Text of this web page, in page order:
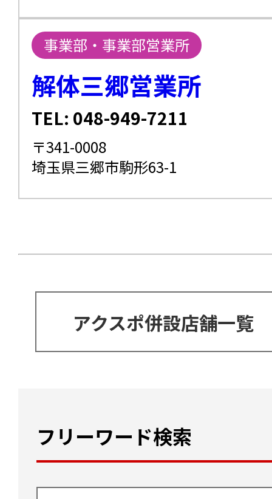
事業部・事業部営業所
解体三郷営業所
TEL: 048-949-7211
〒341-0008
埼玉県三郷市駒形63-1
アクスポ併設店舗一覧
フリーワード検索